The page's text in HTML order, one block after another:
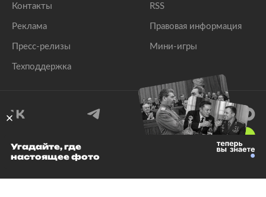
Контакты
Реклама
Пресс-релизы
Техподдержка
RSS
Правовая информация
Мини-игры
© 1999–2026 Все права защищены.
Угадайте, где
настоящее фото